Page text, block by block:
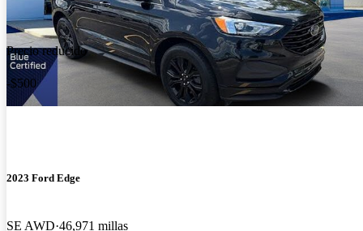
Precio reducido
-$500
2023 Ford Edge
SE AWD 46,971 millas